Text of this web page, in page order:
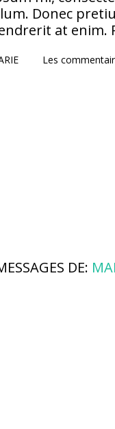
Donec
at enim.
Les
DE: